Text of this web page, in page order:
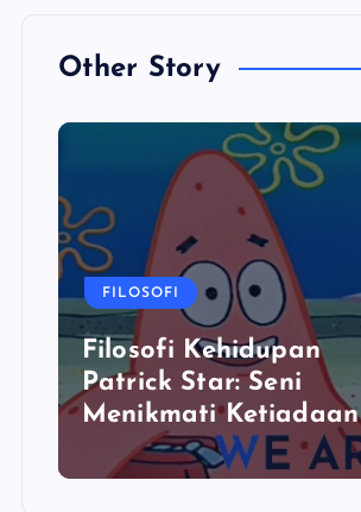
Other Story
FILOSOFI
Filosofi Kehidupan
Patrick Star: Seni
Menikmati Ketiadaan